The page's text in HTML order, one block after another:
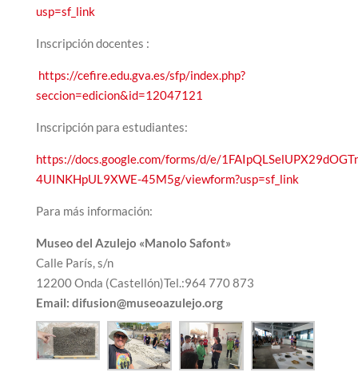
usp=sf_link
Inscripción docentes :
https://cefire.edu.gva.es/sfp/index.php?
seccion=edicion&id=12047121
Inscripción para estudiantes:
https://docs.google.com/forms/d/e/
4UINKHpUL9XWE-45M5g/viewform?usp=sf_link
Para más información:
Museo del Azulejo «Manolo Safont»
Calle París, s/n
12200 Onda (Castellón)Tel.:964 770 873
Email: difusion@museoazulejo.org